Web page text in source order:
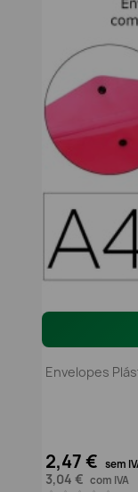
Envelopes
2,47 € sem
3,04 € com IVA